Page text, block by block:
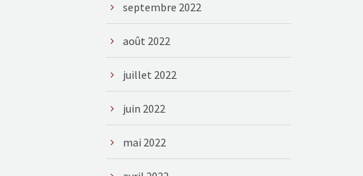
septembre 2022
août 2022
juillet 2022
juin 2022
mai 2022